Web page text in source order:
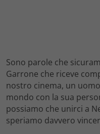
Sono parole che
Garrone che riceve
nostro cinema, un
mondo con la sua
possiamo che unirci a
speriamo davvero